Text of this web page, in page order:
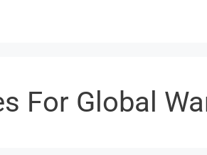
For Global